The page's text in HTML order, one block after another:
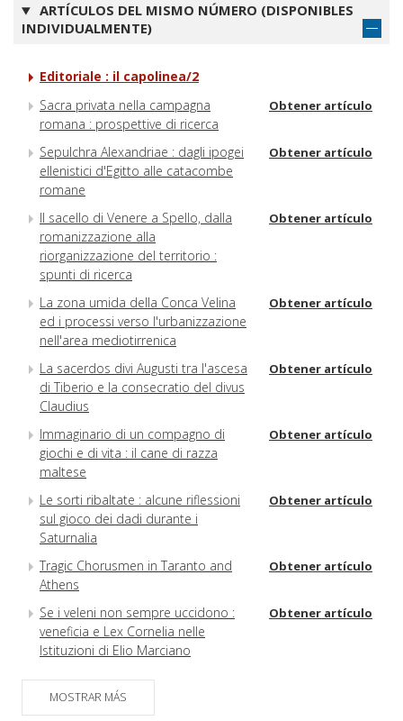
ARTÍCULOS DEL MISMO NÚMERO (DISPONIBLES
INDIVIDUALMENTE)
Editoriale : il capolinea/2
Sacra privata nella campagna
romana : prospettive di ricerca
Obtener artículo
Sepulchra Alexandriae : dagli ipogei
ellenistici d'Egitto alle catacombe
romane
Obtener artículo
Il sacello di Venere a Spello, dalla
romanizzazione alla
riorganizzazione del territorio :
spunti di ricerca
Obtener artículo
La zona umida della Conca Velina
ed i processi verso l'urbanizzazione
nell'area mediotirrenica
Obtener artículo
La sacerdos divi Augusti tra l'ascesa
di Tiberio e la consecratio del divus
Claudius
Obtener artículo
Immaginario di un compagno di
giochi e di vita : il cane di razza
maltese
Obtener artículo
Le sorti ribaltate : alcune riflessioni
sul gioco dei dadi durante i
Saturnalia
Obtener artículo
Tragic Chorusmen in Taranto and
Athens
Obtener artículo
Se i veleni non sempre uccidono :
veneficia e Lex Cornelia nelle
Istituzioni di Elio Marciano
Obtener artículo
Una lekythos attica a figure nere :
una nuova lettura
MOSTRAR MÁS